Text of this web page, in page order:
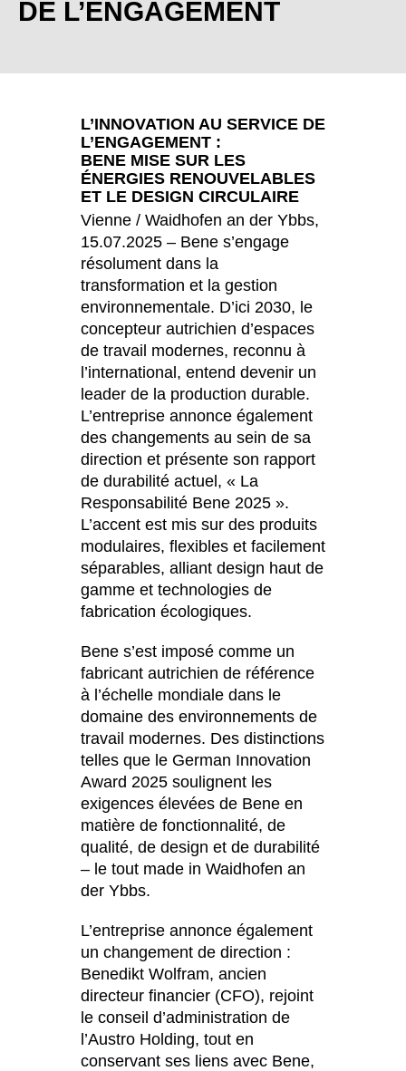
Bulgaria(BG)
Côte d'Ivoire(CI)
Danemark(DK)
Espagne (ES)
Finlande(FI)
France(FR)
Ghana(GH)
Grande-Bretagne
Grèce(GR)
Guinée(GN)
Hong Kong(HK)
Hongrie(HU)
Indonésie(ID)
(IR)
Irlande(IE)
Irlande du Nord (UK)(GB)
(IL)
(IT)
Japon(JP)
Kazakhstan
Kenya(KE)
Koweït(KW)
Lettonie(LV)
Liechtenstein(LI)
(LT)
Luxembourg(LU)
Malaisie(MY)
Maroc(MA)
Mauritanie (MR)
Nigeria(NG)
Norvège (NO)
Nouvelle-Zélande(NZ)
Oman(OM)
Pays-Bas (NL)
Philippines(PH)
DE L’ENGAGEMENT
L’INNOVATION AU SERVICE DE
L’ENGAGEMENT :
BENE MISE SUR LES
ÉNERGIES RENOUVELABLES
ET LE DESIGN CIRCULAIRE
Vienne / Waidhofen an der Ybbs,
15.07.2025 – Bene s’engage
résolument dans la
transformation et la gestion
environnementale. D’ici 2030, le
concepteur autrichien d’espaces
de travail modernes, reconnu à
l’international, entend devenir un
leader de la production durable.
L’entreprise annonce également
des changements au sein de sa
direction et présente son rapport
de durabilité actuel, « La
Responsabilité Bene 2025 ».
L’accent est mis sur des produits
modulaires, flexibles et facilement
séparables, alliant design haut de
gamme et technologies de
fabrication écologiques.
Bene s’est imposé comme un
fabricant autrichien de référence
à l’échelle mondiale dans le
domaine des environnements de
travail modernes. Des distinctions
telles que le German Innovation
Award 2025 soulignent les
exigences élevées de Bene en
matière de fonctionnalité, de
qualité, de design et de durabilité
– le tout made in Waidhofen an
der Ybbs.
L’entreprise annonce également
un changement de direction :
Benedikt Wolfram, ancien
directeur financier (CFO), rejoint
le conseil d’administration de
l’Austro Holding, tout en
conservant ses liens avec Bene,